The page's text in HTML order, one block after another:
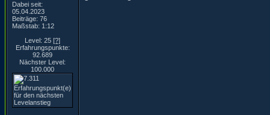
Dabei seit:
05.04.2023
Beiträge: 76
Maßstab: 1:12
Level: 25 [?]
Erfahrungspunkte:
92.689
Nächster Level:
100.000